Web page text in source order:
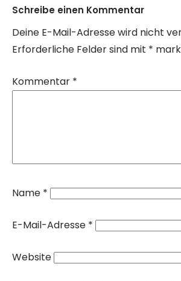
Schreibe einen Kommentar
Deine E-Mail-Adresse wird nicht
Erforderliche Felder sind mit *
Kommentar *
Name *
E-Mail-Adresse *
Website